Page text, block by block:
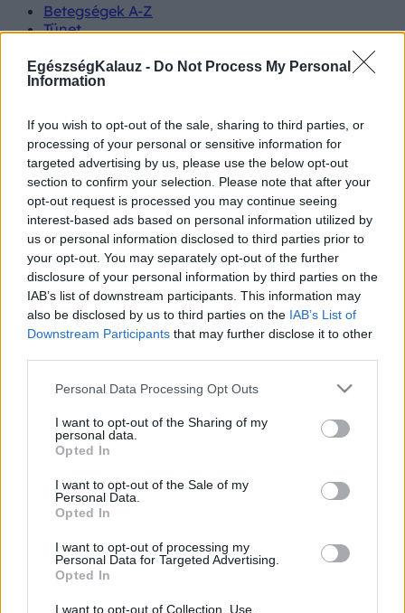
EgészségKalauz - Do Not Process My Personal
Information
If you wish to opt-out of the sale, sharing to third parties, or
processing of your personal or sensitive information for
targeted advertising by us, please use the below opt-out
section to confirm your selection. Please note that after your
opt-out request is processed you may continue seeing
interest-based ads based on personal information utilized by
us or personal information disclosed to third parties prior to
your opt-out. You may separately opt-out of the further
disclosure of your personal information by third parties on the
IAB’s list of downstream participants. This information may
also be disclosed by us to third parties on the IAB’s List of
Downstream Participants that may further disclose it to other
Please note that this website/app uses one or more Google
not limited to your visit or usage behaviour. You may click to
grant or deny consent to Google and its third-party tags to
use your data for below specified purposes in below Google
consent section.
Personal Data Processing Opt Outs
I want to opt-out of the Sharing of my
personal data.
Opted In
I want to opt-out of the Sale of my
Personal Data.
Opted In
I want to opt-out of processing my
Personal Data for Targeted Advertising.
Opted In
I want to opt-out of Collection, Use,
Betegségek A-Z
Tünet
Kezelés
Életmódváltás
Prevenció
Hírek
Videók
Kisállatok egészsége
#allergia #influenza#cukorbetegség
#orvosmeteorológia#vérnyomás#stroke#rákbetegség
#pajzsmirigy #reflux #ekcéma
#herpesz
Regisztráció
Vatikán
Vatikán